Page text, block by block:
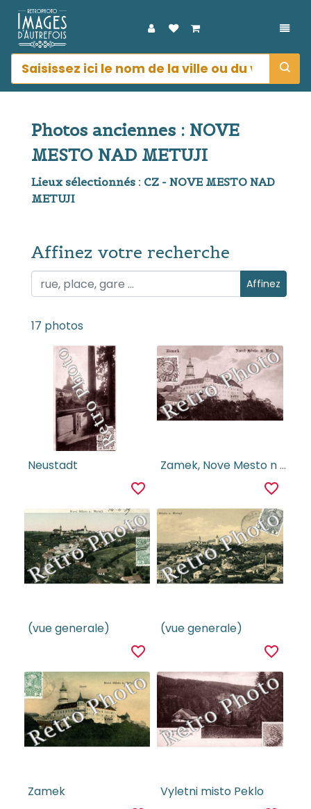
Photos anciennes : NOVE
MESTO NAD METUJI
Lieux sélectionnés : CZ - NOVE MESTO NAD
METUJI
Affinez votre recherche
Affinez votre recherche Affinez
17 photos
Neustadt
favorite_border
Zamek, Nove Mesto n Met.
favorite_border
(vue generale)
favorite_border
(vue generale)
favorite_border
Zamek Vyletni misto Peklo